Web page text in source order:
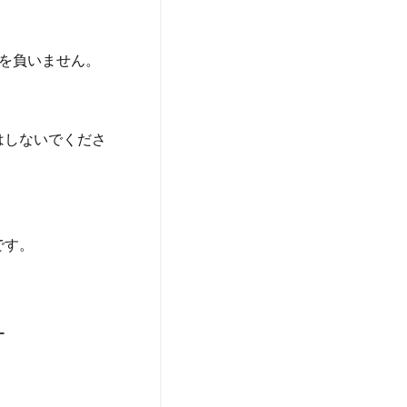
負いません。
ないでくださ
。